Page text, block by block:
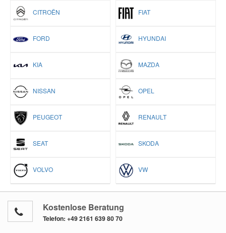
CITROËN FIAT
FORD HYUNDAI
KIA MAZDA
NISSAN OPEL
PEUGEOT RENAULT
SEAT SKODA
VOLVO VW
Kostenlose Beratung
Telefon: +49 2161 639 80 70